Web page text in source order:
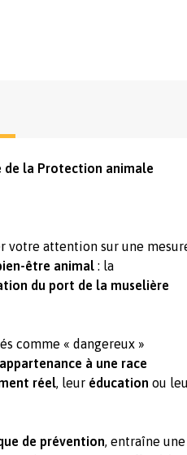
de la Protection animale
votre attention sur une
être animal : la
du port de la muselière
comme « dangereux »
appartenance à une race
réel, leur éducation ou
de prévention, entraîne une